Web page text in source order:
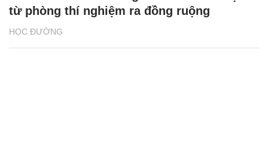
HỌC ĐƯỜNG
từ phòng thí nghiệm ra đồng ruộng